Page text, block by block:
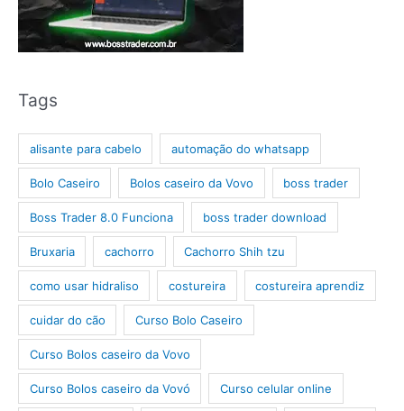
Tags
alisante para cabelo automação do whatsapp
Bolo Caseiro Bolos caseiro da Vovo boss trader
Boss Trader 8.0 Funciona boss trader download
Bruxaria cachorro Cachorro Shih tzu
como usar hidraliso costureira costureira aprendiz
cuidar do cão Curso Bolo Caseiro
Curso Bolos caseiro da Vovo
Curso Bolos caseiro da Vovó Curso celular online